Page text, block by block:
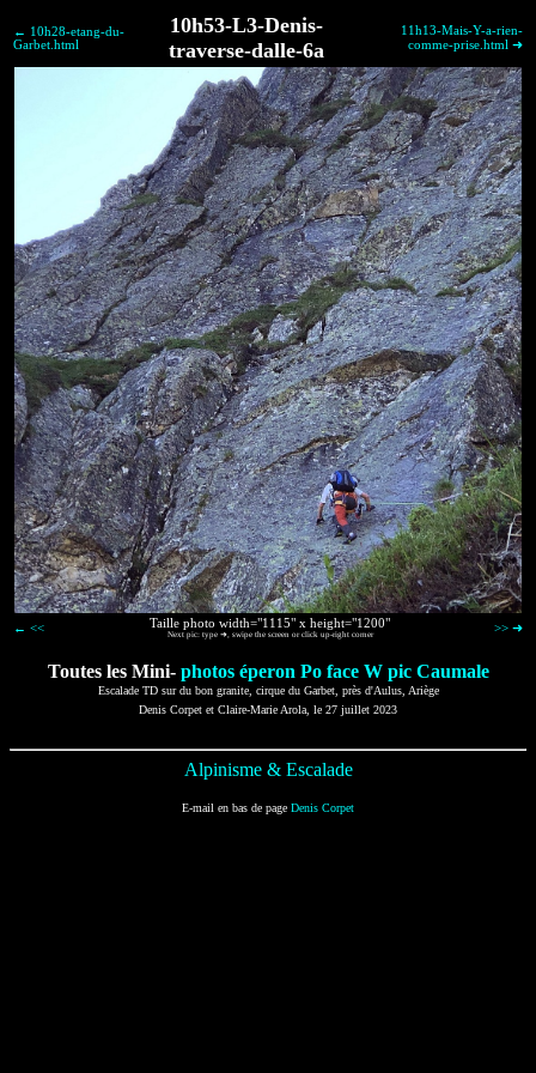
← 10h28-etang-du-
Garbet.html
10h53-L3-Denis-
traverse-dalle-6a
11h13-Mais-Y-a-rien-
comme-prise.html ➜
← << Taille photo width="1115" x height="1200"
Next pic: type ➜, swipe the screen or click up-right corner >> ➜
Toutes les Mini- photos éperon Po face W pic Caumale
Escalade TD sur du bon granite, cirque du Garbet, près d'Aulus, Ariège
Denis Corpet et Claire-Marie Arola, le 27 juillet 2023
Alpinisme & Escalade
E-mail en bas de page Denis Corpet